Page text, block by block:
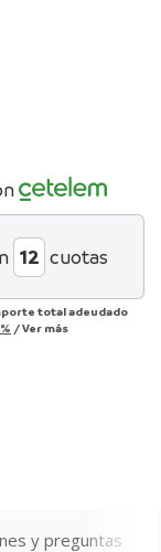
cuotas
total adeudado
/Ver más
y preguntas